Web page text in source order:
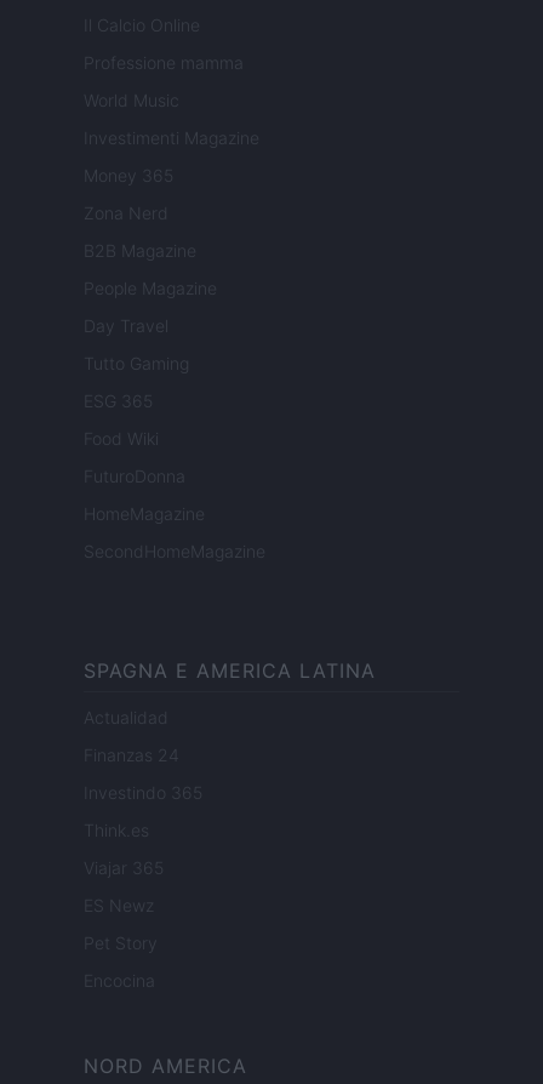
Il Calcio Online
Professione mamma
World Music
Investimenti Magazine
Money 365
Zona Nerd
B2B Magazine
People Magazine
Day Travel
Tutto Gaming
ESG 365
Food Wiki
FuturoDonna
HomeMagazine
SecondHomeMagazine
SPAGNA E AMERICA LATINA
Actualidad
Finanzas 24
Investindo 365
Think.es
Viajar 365
ES Newz
Pet Story
Encocina
NORD AMERICA